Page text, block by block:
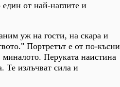
от най-наглите и
уж на гости, на скара и
Портретът е от по-късни
Перуката наистина
Те излъчват сила и